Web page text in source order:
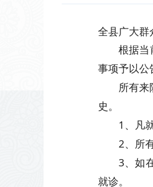
全县广大群
根据当
事项予以公
所有来
史。
1、凡
2、所
3、如
就诊。